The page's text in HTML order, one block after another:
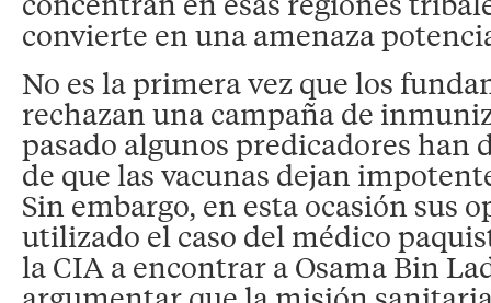
convierte en una amenaza
No es la primera vez que los
rechazan una campaña de
pasado algunos predicadores han
de que las vacunas dejan
Sin embargo, en esta ocasión sus
utilizado el caso del médico
la CIA a encontrar a Osama Bin